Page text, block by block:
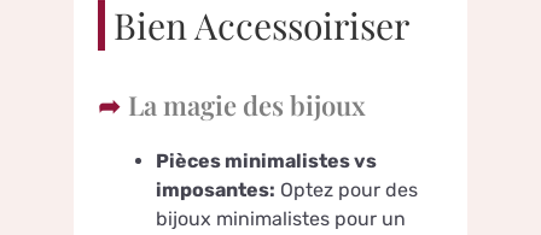
Bien Accessoiriser
La magie des bijoux
Pièces minimalistes vs
imposantes: Optez pour des
bijoux minimalistes pour un